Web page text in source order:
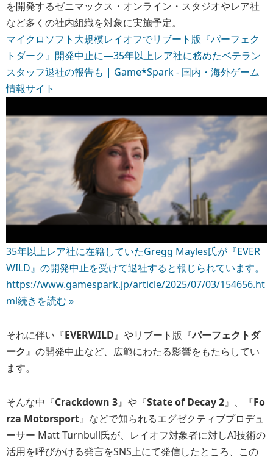
を開発するゼニマックス・オンライン・スタジオやレア社
など多くの社内組織を対象に実施予定。
マイクロソフト大規模レイオフでリブート版『パーフェク
トダーク』開発中止に―35年以上レア社に務めたベテラン
スタッフ退社の報告も | Game*Spark - 国内・海外ゲーム
情報サイト
35年以上レア社に在籍していたGregg Mayles氏が『EVER
WILD』の開発中止を受けて退社すると報じられています。
https://www.gamespark.jp/article/2025/07/03/154656.ht
ml続きを読む »
それに伴い『EVERWILD』やリブート版『パーフェクトダ
ーク』の開発中止など、広範にわたる影響をもたらしてい
ます。
そんな中『Crackdown 3』や『State of Decay 2』、『Fo
rza Motorsport』などで知られるエグゼクティブプロデュ
ーサー Matt Turnbull氏が、レイオフ対象者に対しAI技術の
活用を呼びかける発言をSNS上にて発信したところ、この